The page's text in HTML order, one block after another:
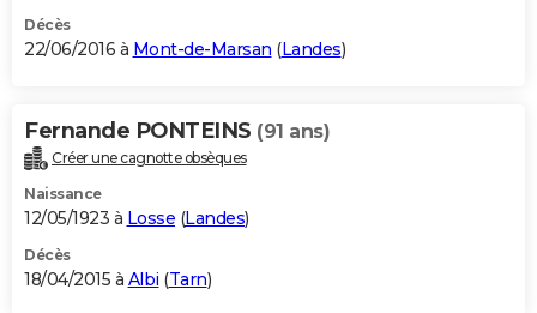
Décès
22/06/2016 à Mont-de-Marsan (Landes)
Fernande PONTEINS (91 ans)
Créer une cagnotte obsèques
Naissance
12/05/1923 à Losse (Landes)
Décès
18/04/2015 à Albi (Tarn)